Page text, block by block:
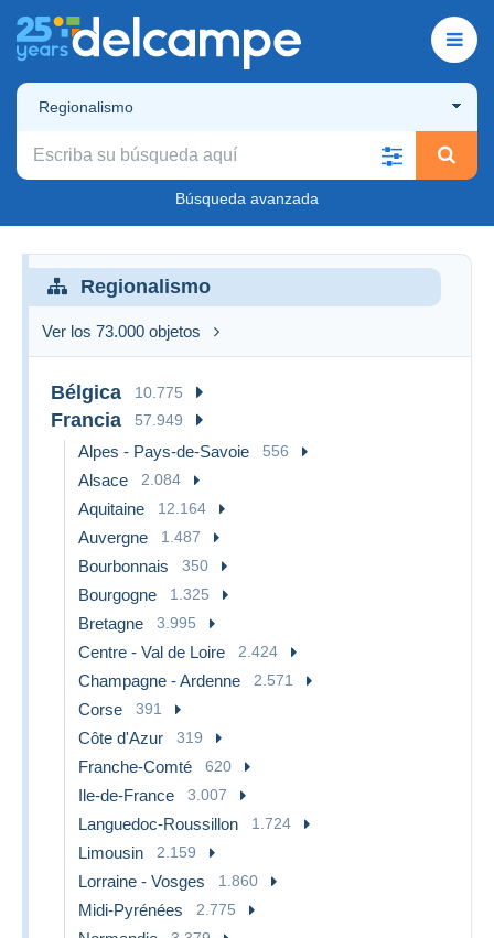
Regionalismo
Búsqueda avanzada
Regionalismo
Ver los 73.000 objetos
Bélgica 10.775
Francia 57.949
Alpes - Pays-de-Savoie 556
Alsace 2.084
Aquitaine 12.164
Auvergne 1.487
Bourbonnais 350
Bourgogne 1.325
Bretagne 3.995
Centre - Val de Loire 2.424
Champagne - Ardenne 2.571
Corse 391
Côte d'Azur 319
Franche-Comté 620
Ile-de-France 3.007
Languedoc-Roussillon 1.724
Limousin 2.159
Lorraine - Vosges 1.860
Midi-Pyrénées 2.775